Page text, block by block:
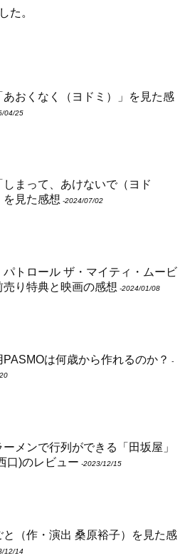
た。
あおくなく（ヨドミ）」を見た感
04/25
しまって、あけないで（ヨド
を見た感想 ‐2024/07/02
パトロール ザ・マイティ・ムービ
売り特典と映画の感想 ‐2024/01/08
PASMOは何歳から作れるのか？
‐
ーメンで行列ができる「田坂屋」
口)のレビュー ‐2023/12/15
と（作・演出 桑原裕子）を見た感
12/14